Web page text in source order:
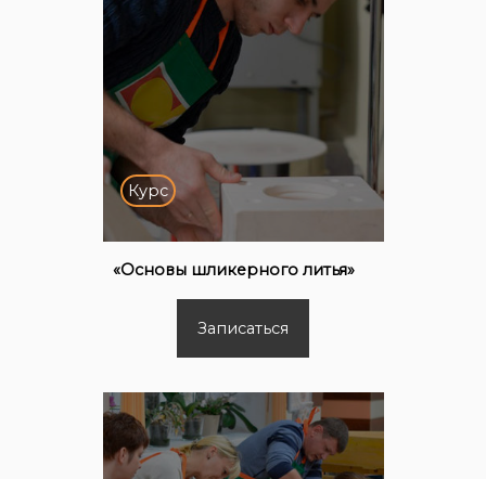
Курс
«Основы шликерного литья»
Записаться